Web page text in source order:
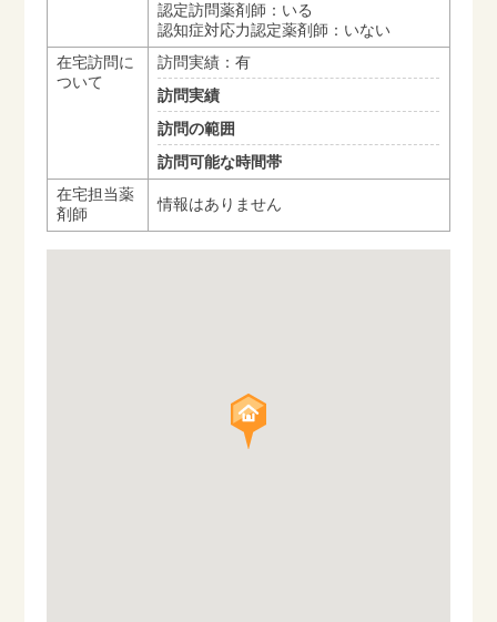
認定訪問薬剤師：いる
認知症対応力認定薬剤師：いない
在宅訪問に
ついて
訪問実績：有
訪問実績
訪問の範囲
訪問可能な時間帯
在宅担当薬
剤師
情報はありません